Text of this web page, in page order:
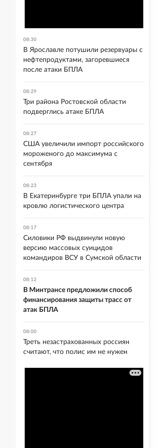
08:30
В Ярославле потушили резервуары с
нефтепродуктами, загоревшиеся
после атаки БПЛА
08:29
Три района Ростовской области
подверглись атаке БПЛА
08:27
США увеличили импорт российского
мороженого до максимума с
сентября
08:23
В Екатеринбурге три БПЛА упали на
кровлю логистического центра
08:17
Силовики РФ выдвинули новую
версию массовых суицидов
командиров ВСУ в Сумской области
08:12
В Минтрансе предложили способ
финансирования защиты трасс от
атак БПЛА
08:00
Треть незастрахованных россиян
считают, что полис им не нужен